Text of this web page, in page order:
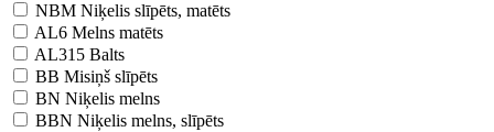
NBM Niķelis slīpēts, matēts
AL6 Melns matēts
AL315 Balts
BB Misiņš slīpēts
BN Niķelis melns
BBN Niķelis melns, slīpēts